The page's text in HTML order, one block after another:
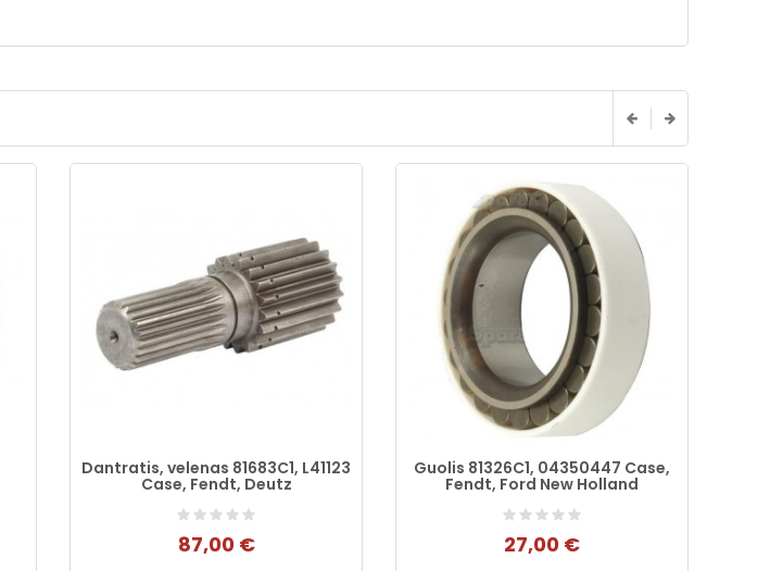
Dantratis, velenas 81683C1, L41123
Case, Fendt, Deutz
87,00 €
Guolis 81326C1, 04350447 Case,
Fendt, Ford New Holland
27,00 €